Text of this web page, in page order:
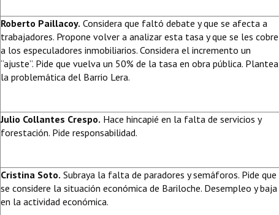
Roberto Paillacoy. Considera que faltó debate y que se afecta a
trabajadores. Propone volver a analizar esta tasa y que se les cobre
a los especuladores inmobiliarios. Considera el incremento un
“ajuste”. Pide que vuelva un 50% de la tasa en obra pública. Plantea
la problemática del Barrio Lera.
Julio Collantes Crespo. Hace hincapié en la falta de servicios y
forestación. Pide responsabilidad.
Cristina Soto. Subraya la falta de paradores y semáforos. Pide que
se considere la situación económica de Bariloche. Desempleo y baja
en la actividad económica.